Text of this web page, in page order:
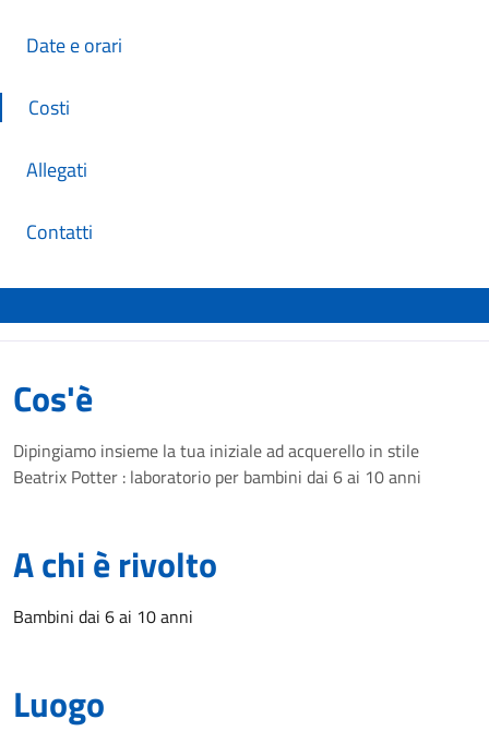
Date e orari
Costi
Allegati
Contatti
Cos'è
Dipingiamo insieme la tua iniziale ad acquerello in stile
Beatrix Potter : laboratorio per bambini dai 6 ai 10 anni
A chi è rivolto
Bambini dai 6 ai 10 anni
Luogo